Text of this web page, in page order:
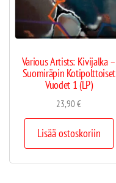
Various Artists: Kivijalka –
Suomiräpin Kotipolttoiset
Vuodet 1 (LP)
23,90€
Lisää ostoskoriin